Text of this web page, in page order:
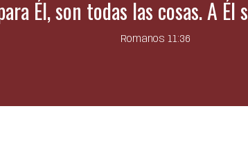
Él, son todas las cosas. A
Romanos 11:36